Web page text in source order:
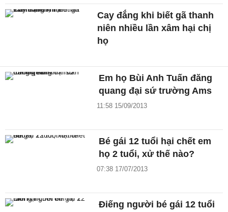
Cay đắng khi biết gã thanh
niên nhiều lần xâm hại chị
họ
Em họ Bùi Anh Tuấn đăng
quang đại sứ trường Ams
11:58 15/09/2013
Bé gái 12 tuổi hại chết em
họ 2 tuổi, xử thế nào?
07:38 17/07/2013
Điếng người bé gái 12 tuổi